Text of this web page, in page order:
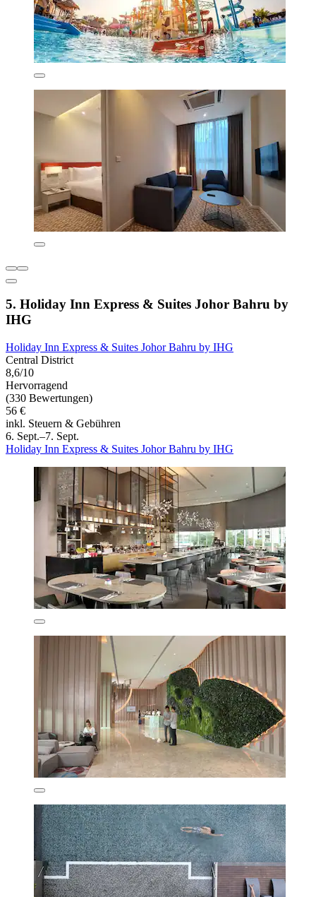
5. Holiday Inn Express & Suites Johor Bahru by
IHG
Holiday Inn Express & Suites Johor Bahru by IHG
Central District
8,6/10
Hervorragend
(330 Bewertungen)
56 €
inkl. Steuern & Gebühren
6. Sept.–7. Sept.
Holiday Inn Express & Suites Johor Bahru by IHG